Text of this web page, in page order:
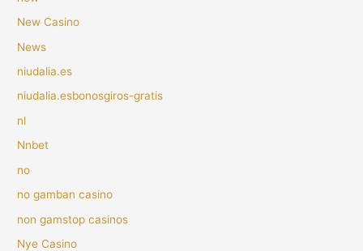
New Casino
News
niudalia.es
niudalia.esbonosgiros-gratis
nl
Nnbet
no
no gamban casino
non gamstop casinos
Nye Casino